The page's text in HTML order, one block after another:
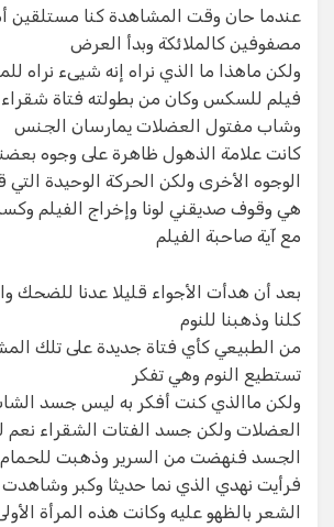
عندما حان وقت المشاهدة كنا مستلقين
مصفوفين كالملائكة وبدأ العرض
ولكن ماهذا ما الذي نراه إنه شيىء نراه
فيلم للسكس وكان من بطولته فتاة
وشاب مفتول العضلات يمارسان الجنس
كانت علامة الذهول ظاهرة على وجوه
الوجوه الأخرى ولكن الحركة الوحيدة التي
هي وقوف صديقني لونا وإخراج الفيلم
مع آية صاحبة الفيلم
بعد أن هدأت الأجواء قليلا عدنا للضحك
كلنا وذهبنا للنوم
من الطبيعي كأي فتاة جديدة على تلك
تستطيع النوم وهي تفكر
ولكن ماالذي كنت أفكر به ليس جسد
العضلات ولكن جسد الفتات الشقراء
الجسد فنهضت من السرير وذهبت
فرأيت نهدي الذي نما حديثا وكبر
الشعر بالظهو عليه وكانت هذه المرأة